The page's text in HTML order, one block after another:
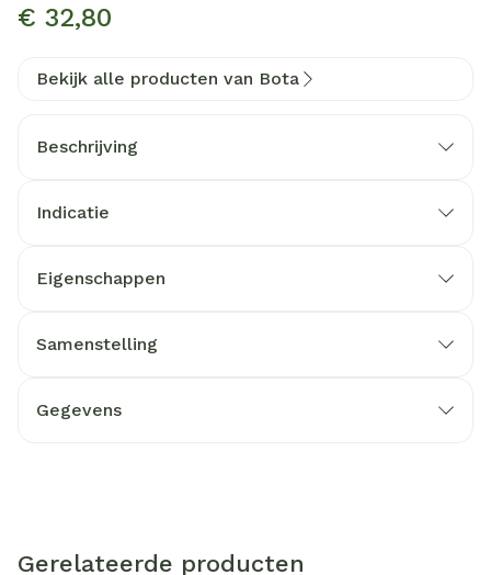
€ 32,80
Bekijk alle producten van Bota
Beschrijving
Indicatie
Eigenschappen
Samenstelling
Gegevens
Gerelateerde producten